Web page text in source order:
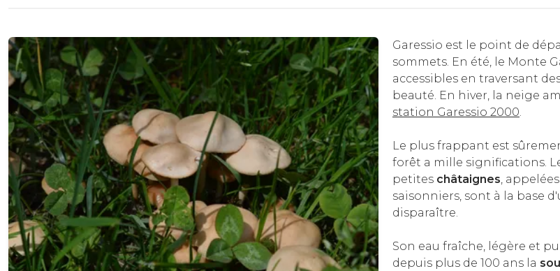
Garessio est le point de
sommets. En été, le Monte
accessibles en traversant
beauté. En hiver, la neige
station Garessio 2000.
Le plus frappant est
forêt a mille significations.
petites châtaignes, appelées
saisonniers, sont à la base
disparaître.
Son eau fraîche, légère et
depuis plus de 100 ans la